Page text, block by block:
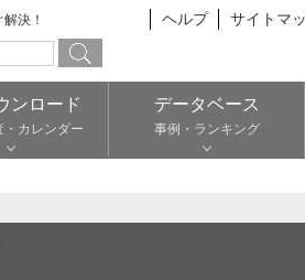
決！ ヘルプ サイトマ
ンロード
・カレンダー
データベース
事例・ランキング